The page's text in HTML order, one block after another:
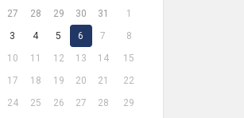
27 28 29 30 31
1
3 4 5 6 7
8
10 11 12 13 14
15
17 18 19 20 21
22
24 25 26 27 28
29